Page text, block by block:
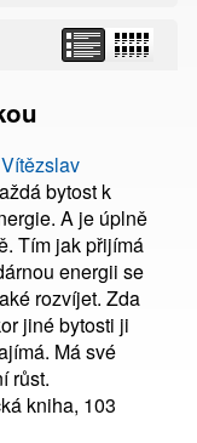
bytost k
A je úplně
Tím jak přijímá
energii se
rozvíjet. Zda
jiné bytosti ji
Má své
růst.
kniha, 103